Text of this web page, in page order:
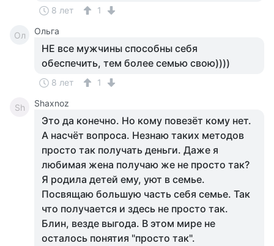
8 лет 1
Ол Ольга
НЕ все мужчины способны себя
обеспечить, тем более семью свою))))
8 лет 1
Sh Shaxnoz
Это да конечно. Но кому повезёт кому нет.
А насчёт вопроса. Незнаю таких методов
просто так получать деньги. Даже я
любимая жена получаю же не просто так?
Я родила детей ему, уют в семье.
Посвящаю большую часть себя семье. Так
что получается и здесь не просто так.
Блин, везде выгода. В этом мире не
осталось понятия "просто так".